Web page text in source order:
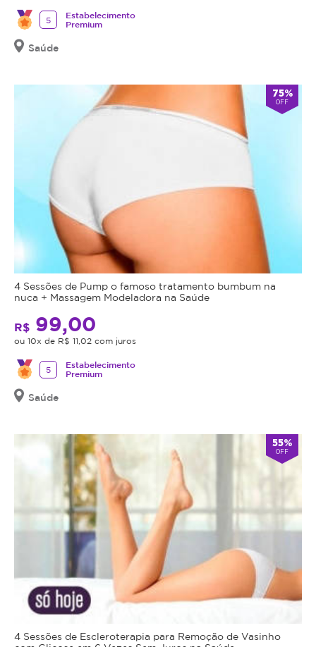
para
utilização
dentro
plataforma.
cupom
comprado
data
validade,
é
a
data
limite
para
lo.
o
expirar,
conseguirá
utilizar
estornar
o
mesmo.
regeneradores,
potencializando
a
renovação
seguida,
aplicado
um
pigmento
leve
tipo
BB
Glow,
que
uniformidade
na
tonalidade
Indicações
do
Face:
Pele
sem
5
Estabelecimento
Premium
Saúde
75%
OFF
4 Sessões de Pump o famoso tratamento bumbum na
nuca + Massagem Modeladora na Saúde
R$ 99,00
ou 10x de R$ 11,02 com juros
5
Estabelecimento
Premium
Saúde
55%
OFF
4 Sessões de Escleroterapia para Remoção de Vasinho